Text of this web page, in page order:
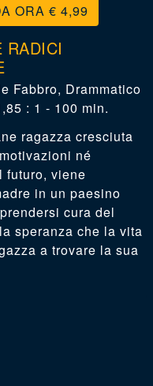
€ 4,99
RADICI
Fabbro, Drammatico
: 1 - 100 min.
ragazza cresciuta
né
futuro, viene
in un paesino
cura del
speranza che la vita
a trovare la sua